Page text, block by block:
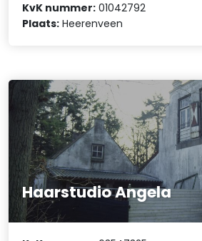
KvK nummer: 01042792
Plaats: Heerenveen
Haarstudio Angela